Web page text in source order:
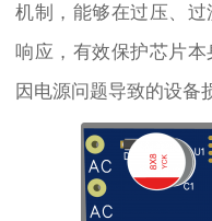
机制，能够在过压、
响应，有效保护芯片
因电源问题导致的设备